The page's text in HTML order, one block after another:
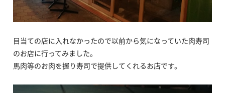
目当ての店に入れなかったので以前から気になっていた肉寿司
のお店に行ってみました。
馬肉等のお肉を握り寿司で提供してくれるお店です。